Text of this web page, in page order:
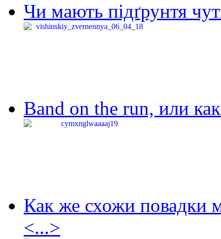
Чи мають підґрунтя
Band on the run, или
Как же схожи повадки
<...>